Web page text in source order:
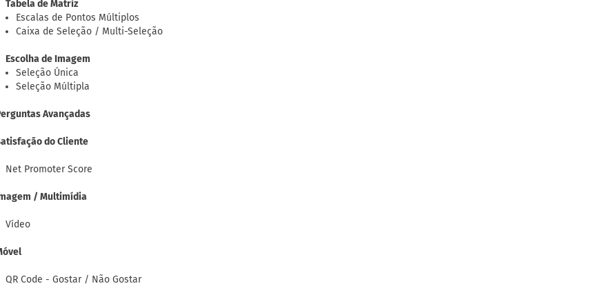
Tabela de Matriz
Escalas de Pontos Múltiplos
Caixa de Seleção / Multi-Seleção
Escolha de Imagem
Seleção Única
Seleção Múltipla
Avançadas
do Cliente
Net Promoter Score
/ Multimídia
Vídeo
QR Code - Gostar / Não Gostar